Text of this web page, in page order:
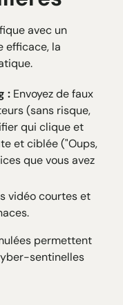
avec un
efficace, la
: Envoyez de faux
(sans risque,
qui clique et
et ciblée ("Oups,
que vous avez
vidéo courtes et
permettent
sentinelles